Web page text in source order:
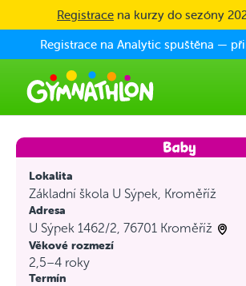
Skip to main content
Registrace na kurzy do sezóny
Registrace na Analytic spuštěna —
Lokalita
Základní škola U Sýpek, Kroměříž
Adresa
U Sýpek 1462/2, 76701 Kroměříž
Věkové rozmezí
2,5–4 roky
Termín